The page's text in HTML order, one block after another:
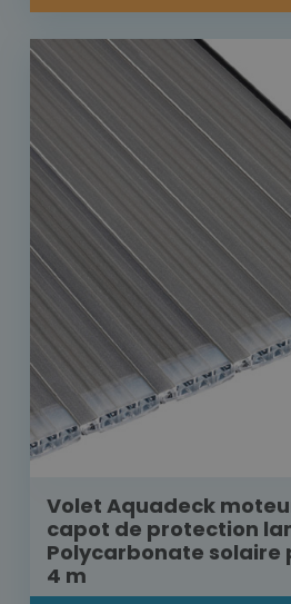
Volet Aquadeck
capot de protection
Polycarbonate solaire
4 m